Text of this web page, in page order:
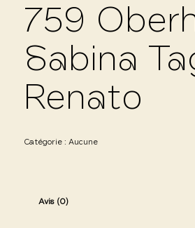
759
Sabina
Renato
Catégorie : Aucune
Avis (0)